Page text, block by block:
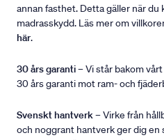
annan fasthet. Detta gäller när du
madrasskydd. Läs mer om
här.
30 års garanti– Vi står bakom
30 års garanti mot ram- och
Svenskt hantverk– Virke från
och noggrant hantverk ger dig en